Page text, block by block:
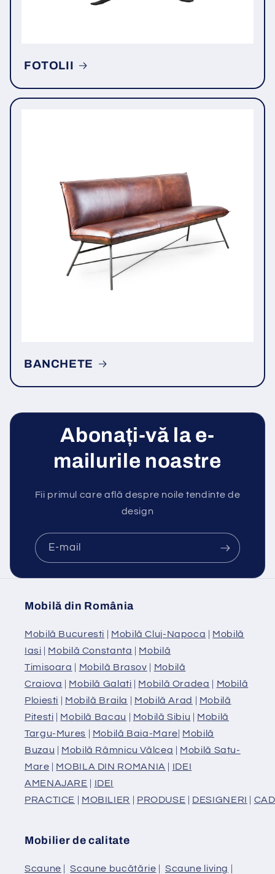
FOTOLII
BANCHETE
Abonați-vă la e-
mailurile noastre
Fii primul care află despre noile tendinte de
design
E-mail
Mobilă din România
Mobilă Bucuresti | Mobilă Cluj-Napoca | Mobilă
Iasi | Mobilă Constanta | Mobilă
Timisoara | Mobilă Brasov | Mobilă
Craiova | Mobilă Galati | Mobilă Oradea | Mobilă
Ploiesti | Mobilă Braila | Mobilă Arad | Mobilă
Pitesti | Mobilă Bacau | Mobilă Sibiu | Mobilă
Targu-Mures | Mobilă Baia-Mare| Mobilă
Buzau | Mobilă Râmnicu Vâlcea | Mobilă Satu-
Mare | MOBILA DIN ROMANIA | IDEI
AMENAJARE | IDEI
PRACTICE | MOBILIER | PRODUSE | DESIGNERI |
Mobilier de calitate
Scaune |Scaune bucătărie | Scaune living |